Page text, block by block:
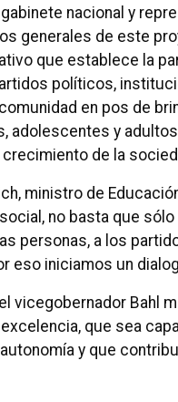
nacional y
generales de este
que establece la
políticos,
en pos de
adolescentes y
de la
ministro de
no basta que
personas, a los
eso iniciamos un
vicegobernador Bahl
que sea
y que